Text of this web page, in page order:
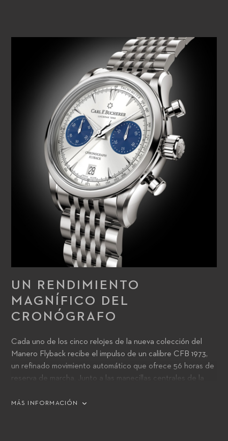
UN RENDIMIENTO
MAGNÍFICO DEL
CRONÓGRAFO
Cada uno de los cinco relojes de la nueva colección del
Manero Flyback recibe el impulso de un calibre CFB 1973,
un refinado movimiento automático que ofrece 56 horas de
reserva de marcha. Junto a las manecillas centrales de la
cuenta con una apertura a las 6 para la fecha. El contador
MÁS INFORMACIÓN